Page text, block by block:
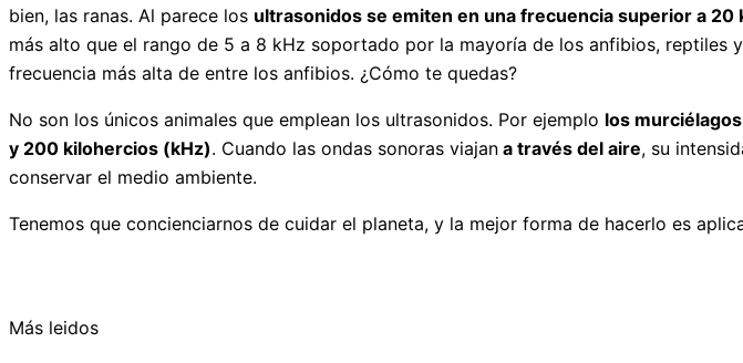
bien, las ranas. Al parece los ultrasonidos se emiten en una frecuencia superior a 20
más alto que el rango de 5 a 8 kHz soportado por la mayoría de los anfibios, reptiles
frecuencia más alta de entre los anfibios. ¿Cómo te quedas?
No son los únicos animales que emplean los ultrasonidos. Por ejemplo los murciélagos
y 200 kilohercios (kHz). Cuando las ondas sonoras viajan a través del aire, su
conservar el medio ambiente.
Tenemos que concienciarnos de cuidar el planeta, y la mejor forma de hacerlo es
Más leidos